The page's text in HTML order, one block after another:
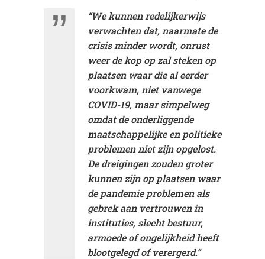
“We kunnen redelijkerwijs
verwachten dat, naarmate de
crisis minder wordt, onrust
weer de kop op zal steken op
plaatsen waar die al eerder
voorkwam, niet vanwege
COVID-19, maar simpelweg
omdat de onderliggende
maatschappelijke en politieke
problemen niet zijn opgelost.
De dreigingen zouden groter
kunnen zijn op plaatsen waar
de pandemie problemen als
gebrek aan vertrouwen in
instituties, slecht bestuur,
armoede of ongelijkheid heeft
blootgelegd of verergerd.”